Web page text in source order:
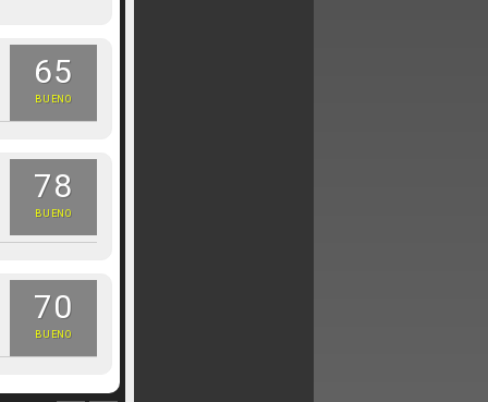
65
BUENO
78
BUENO
70
BUENO